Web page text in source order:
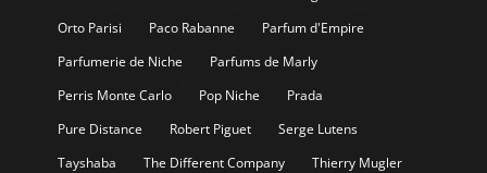
Orto Parisi
Paco Rabanne
Parfum d'Empire
Parfumerie de Niche
Parfums de Marly
Perris Monte Carlo
Pop Niche
Prada
Pure Distance
Robert Piguet
Serge Lutens
Tayshaba
The Different Company
Thierry Mugler